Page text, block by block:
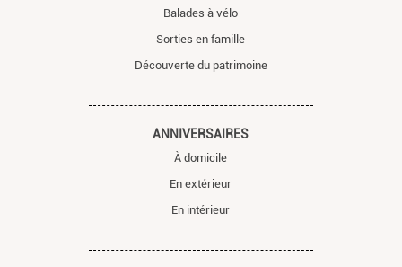
Balades à vélo
Sorties en famille
Découverte du patrimoine
ANNIVERSAIRES
À domicile
En extérieur
En intérieur